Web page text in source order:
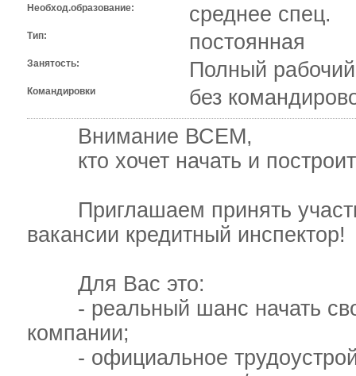
Необход.образование: среднее спец.
Тип: постоянная
Занятость: Полный
Командировки
без
Внимание ВСЕМ,
кто хочет начать и
Приглашаем принять
вакансии кредитный инспектор!
Для Вас это:
- реальный шанс начать
компании;
- официальное